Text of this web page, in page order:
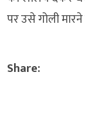
पर उसे गोली
Share: